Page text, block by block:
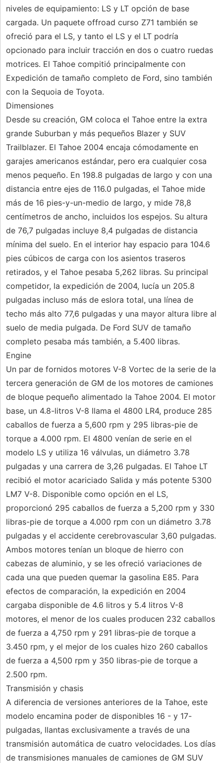
niveles de equipamiento: LS y LT opción de base
cargada. Un paquete offroad curso Z71 también se
ofreció para el LS, y tanto el LS y el LT podría
opcionado para incluir tracción en dos o cuatro ruedas
motrices. El Tahoe compitió principalmente con
Expedición de tamaño completo de Ford, sino también
con la Sequoia de Toyota.
Dimensiones
Desde su creación, GM coloca el Tahoe entre la extra
grande Suburban y más pequeños Blazer y SUV
Trailblazer. El Tahoe 2004 encaja cómodamente en
garajes americanos estándar, pero era cualquier cosa
menos pequeño. En 198.8 pulgadas de largo y con una
distancia entre ejes de 116.0 pulgadas, el Tahoe mide
más de 16 pies-y-un-medio de largo, y mide 78,8
centímetros de ancho, incluidos los espejos. Su altura
de 76,7 pulgadas incluye 8,4 pulgadas de distancia
mínima del suelo. En el interior hay espacio para 104.6
pies cúbicos de carga con los asientos traseros
retirados, y el Tahoe pesaba 5,262 libras. Su principal
competidor, la expedición de 2004, lucía un 205.8
pulgadas incluso más de eslora total, una línea de
techo más alto 77,6 pulgadas y una mayor altura libre al
suelo de media pulgada. De Ford SUV de tamaño
completo pesaba más también, a 5.400 libras.
Engine
Un par de fornidos motores V-8 Vortec de la serie de la
tercera generación de GM de los motores de camiones
de bloque pequeño alimentado la Tahoe 2004. El motor
base, un 4.8-litros V-8 llama el 4800 LR4, produce 285
caballos de fuerza a 5,600 rpm y 295 libras-pie de
torque a 4.000 rpm. El 4800 venían de serie en el
modelo LS y utiliza 16 válvulas, un diámetro 3.78
pulgadas y una carrera de 3,26 pulgadas. El Tahoe LT
recibió el motor acariciado Salida y más potente 5300
LM7 V-8. Disponible como opción en el LS,
proporcionó 295 caballos de fuerza a 5,200 rpm y 330
libras-pie de torque a 4.000 rpm con un diámetro 3.78
pulgadas y el accidente cerebrovascular 3,60 pulgadas.
Ambos motores tenían un bloque de hierro con
cabezas de aluminio, y se les ofreció variaciones de
cada una que pueden quemar la gasolina E85. Para
efectos de comparación, la expedición en 2004
cargaba disponible de 4.6 litros y 5.4 litros V-8
motores, el menor de los cuales producen 232 caballos
de fuerza a 4,750 rpm y 291 libras-pie de torque a
3.450 rpm, y el mejor de los cuales hizo 260 caballos
de fuerza a 4,500 rpm y 350 libras-pie de torque a
2.500 rpm.
Transmisión y chasis
A diferencia de versiones anteriores de la Tahoe, este
modelo encamina poder de disponibles 16 - y 17-
pulgadas, llantas exclusivamente a través de una
transmisión automática de cuatro velocidades. Los días
de transmisiones manuales de camiones de GM SUV